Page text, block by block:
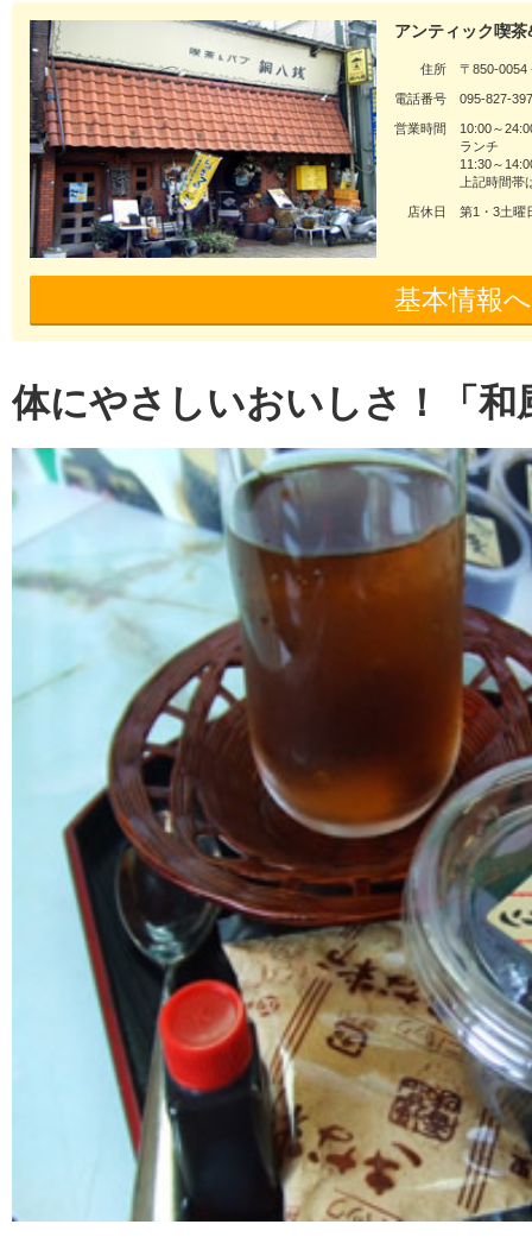
アンティック喫
住所 〒850-
電話番号 095-827-
営業時間
10:00～
ランチ
11:30～
上記時間
店休日 第1・3土曜
基本情報へ
体にやさしいおいしさ！「和